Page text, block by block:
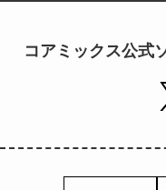
コアミックス公式